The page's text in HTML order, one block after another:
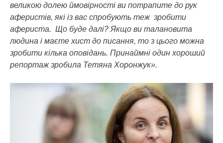
великою долею ймовірності ви потрапите до рук
аферистів, які із вас спробують теж зробити
афериста. Що буде далі? Якщо ви талановита
людина і маєте хист до писання, то з цього можна
зробити кілька оповідань. Принаймні один хороший
репортаж зробила Тетяна Хоронжук».